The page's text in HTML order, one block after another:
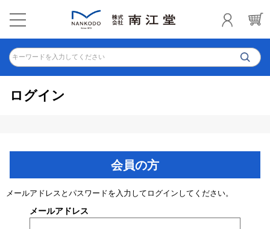
キーワードを入力してください
ログイン
会員の方
メールアドレスとパスワードを入力してログインしてください。
メールアドレス